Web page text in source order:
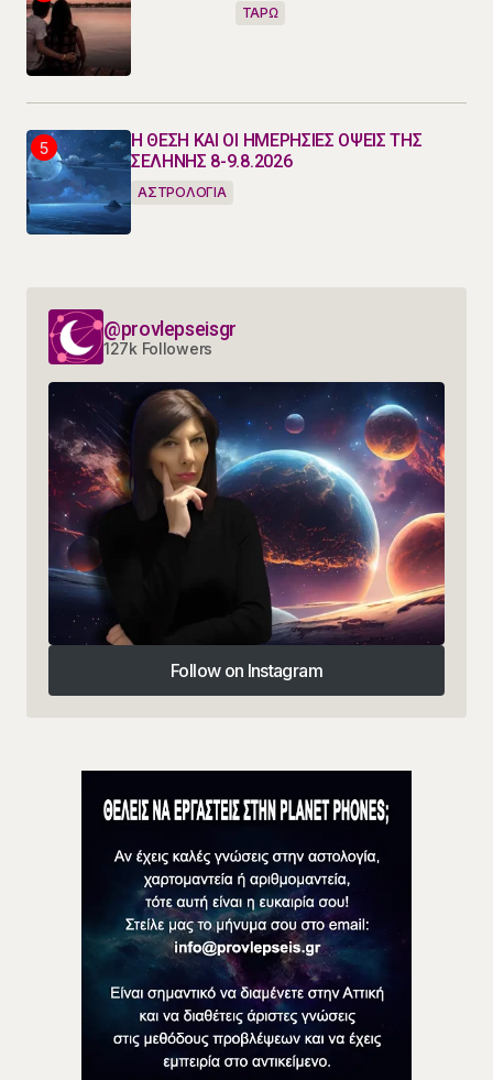
ΤΑΡΩ
Η ΘΕΣΗ ΚΑΙ ΟΙ ΗΜΕΡΗΣΙΕΣ ΟΨΕΙΣ ΤΗΣ
ΣΕΛΗΝΗΣ 8-9.8.2026
ΑΣΤΡΟΛΟΓΙΑ
@provlepseisgr
127k Followers
Follow on Instagram
Follow on Instagram